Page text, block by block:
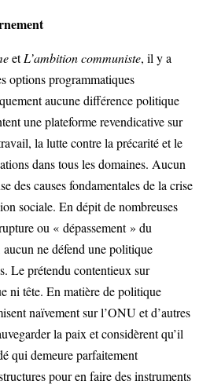
etL’ambition communiste, il y a
options programmatiques
aucune différence politique
une plateforme revendicative sur
la lutte contre la précarité et le
dans tous les domaines. Aucun
des causes fondamentales de la crise
sociale. En dépit de nombreuses
ou « dépassement » du
ne défend une politique
Le prétendu contentieux sur
ni tête. En matière de politique
naïvement sur l’ONU et d’autres
la paix et considèrent qu’il
qui demeure parfaitement
pour en faire des instruments